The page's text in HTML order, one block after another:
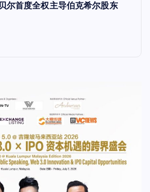
尔首度全权主导伯克希尔股东